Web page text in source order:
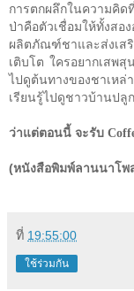
การตกผลึกในความคิด
ป่าคือตัวเชื่อมให้ทั้งสอ
ผลิตภัณฑ์ชาและส่งเ
เติบโต ใครอยากเสพสุ
ไปดูต้นทางของชาเห
เรียนรู้ไปดูชาวบ้านปลู
ว่าแต่ตอนนี้ จะรับ
(หนังสือพิมพ์ลานนาโพ
ที่ 19:55:00
ใช้ร่วมกัน